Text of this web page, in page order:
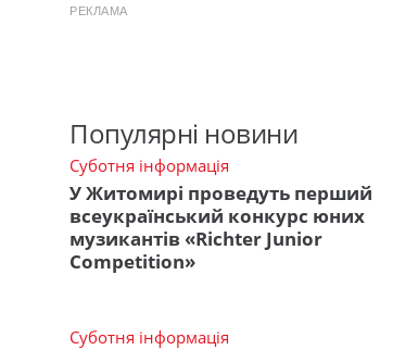
РЕКЛАМА
Популярні новини
Суботня інформація
У Житомирі проведуть перший
всеукраїнський конкурс юних
музикантів «Richter Junior
Competition»
Суботня інформація